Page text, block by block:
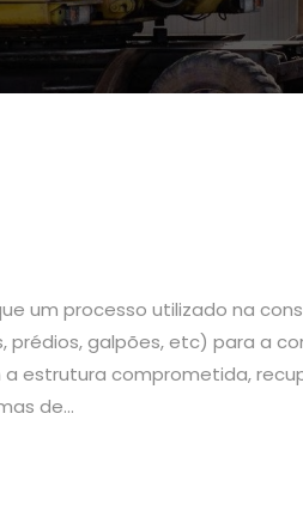
um processo utilizado na
galpões, etc) para a
estrutura comprometida,
de...